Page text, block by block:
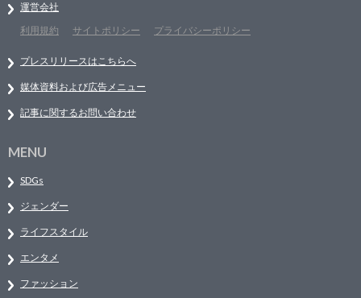
運営会社
利用規約
サイトポリシー プライバシーポリシー
プレスリリースはこちらへ
媒体資料および広告メニュー
記事に関するお問い合わせ
MENU
SDGs
ジェンダー
ライフスタイル
エンタメ
ファッション